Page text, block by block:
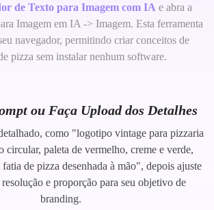
de Texto para Imagem com IA e abra a
Imagem em IA -> Imagem. Esta ferramenta
navegador, permitindo criar conceitos de
pizza sem instalar nenhum software.
ou Faça Upload dos Detalhes
como "logotipo vintage para pizzaria
circular, paleta de vermelho, creme e verde,
de pizza desenhada à mão", depois ajuste
e proporção para seu objetivo de
branding.